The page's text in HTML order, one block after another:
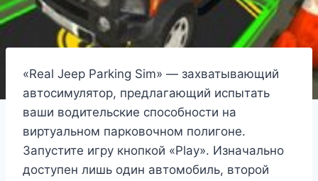
«Real Jeep Parking Sim» — захватывающий
автосимулятор, предлагающий испытать
ваши водительские способности на
виртуальном парковочном полигоне.
Запустите игру кнопкой «Play». Изначально
доступен лишь один автомобиль, второй